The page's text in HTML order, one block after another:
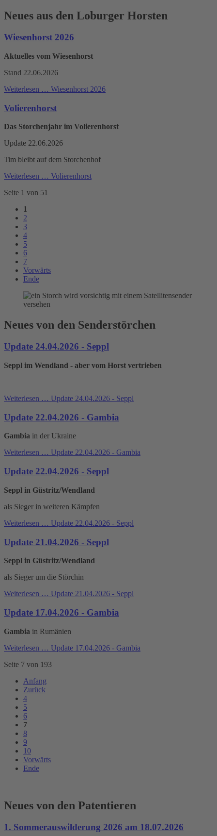
Neues aus den Loburger Horsten
Wiesenhorst 2026
Aktuelles vom Wiesenhorst
Stand 22.06.2026
Weiterlesen … Wiesenhorst 2026
Volierenhorst
Das Storchenjahr im Volierenhorst
Update 22.06.2026
Tim bleibt auf dem Storchenhof
Weiterlesen … Volierenhorst
Seite 1 von 51
1
2
3
4
5
6
7
Vorwärts
Ende
Neues von den Senderstörchen
Update 24.04.2026 - Seppl
Seppl im Wendland - aber vom Horst vertrieben
Weiterlesen … Update 24.04.2026 - Seppl
Update 22.04.2026 - Gambia
Gambia in der Ukraine
Weiterlesen … Update 22.04.2026 - Gambia
Update 22.04.2026 - Seppl
Seppl in Güstritz/Wendland
als Sieger in weiteren Kämpfen
Weiterlesen … Update 22.04.2026 - Seppl
Update 21.04.2026 - Seppl
Seppl in Güstritz/Wendland
als Sieger um die Störchin
Weiterlesen … Update 21.04.2026 - Seppl
Update 17.04.2026 - Gambia
Gambia in Rumänien
Weiterlesen … Update 17.04.2026 - Gambia
Seite 7 von 193
Anfang
Zurück
4
5
6
7
8
9
10
Vorwärts
Ende
Neues von den Patentieren
1. Sommerauswilderung 2026 am 18.07.2026